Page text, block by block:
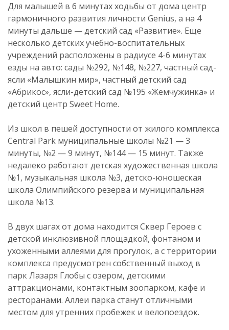
Для малышей в 6 минутах ходьбы от дома центр
гармоничного развития личности Genius, а на 4
минуты дальше — детский сад «Развитие». Еще
несколько детских учебно-воспитательных
учреждений расположены в радиусе 4-6 минутах
езды на авто: сады №292, №148, №227, частный сад-
ясли «Малышкин мир», частный детский сад
«Абрикос», ясли-детский сад №195 «Жемчужинка» и
детский центр Sweet Home.
Из школ в пешей доступности от жилого комплекса
Central Park муниципальные школы №21 — 3
минуты, №2 — 9 минут, №144 — 15 минут. Также
недалеко работают детская художественная школа
№1, музыкальная школа №3, детско-юношеская
школа Олимпийского резерва и муниципальная
школа №13.
В двух шагах от дома находится Сквер Героев с
детской инклюзивной площадкой, фонтаном и
ухоженными аллеями для прогулок, а с территории
комплекса предусмотрен собственный выход в
парк Лазаря Глобы с озером, детскими
аттракционами, контактным зоопарком, кафе и
ресторанами. Аллеи парка станут отличными
местом для утренних пробежек и велопоездок.